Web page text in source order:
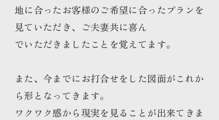
地に合ったお客様のご希望に合ったプランを
見ていただき、ご夫妻共に喜ん
でいただきましたことを覚えてます。
また、今までにお打合せをした図面がこれか
ら形となってきます。
ワクワク感から現実を見ることが出来てきま